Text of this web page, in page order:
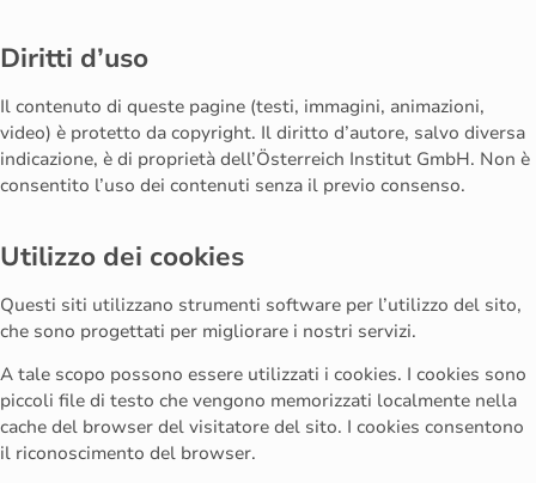
Diritti d’uso
Il contenuto di queste pagine (testi, immagini, animazioni,
video) è protetto da copyright. Il diritto d’autore, salvo diversa
indicazione, è di proprietà dell’Österreich Institut GmbH. Non è
consentito l’uso dei contenuti senza il previo consenso.
Utilizzo dei cookies
Questi siti utilizzano strumenti software per l’utilizzo del sito,
che sono progettati per migliorare i nostri servizi.
A tale scopo possono essere utilizzati i cookies. I cookies sono
piccoli file di testo che vengono memorizzati localmente nella
cache del browser del visitatore del sito. I cookies consentono
il riconoscimento del browser.